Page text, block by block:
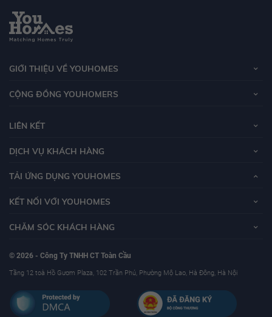
GIỚI THIỆU VỀ YOUHOMES
CỘNG ĐỒNG YOUHOMERS
LIÊN KẾT
DỊCH VỤ KHÁCH HÀNG
TẢI ỨNG DỤNG YOUHOMES
KẾT NỐI VỚI YOUHOMES
CHĂM SÓC KHÁCH HÀNG
© 2026 - Công Ty TNHH CT Toàn Cầu
Tầng 12 toà Hồ Gươm Plaza, 102 Trần Phú, Phường Mộ Lao, Hà Đông, Hà Nội